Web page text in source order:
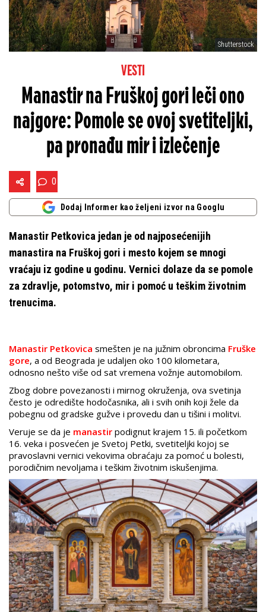
Shutterstock
VESTI
Manastir na Fruškoj gori leči ono
najgore: Pomole se ovoj svetiteljki,
pa pronađu mir i izlečenje
0
Dodaj Informer kao željeni izvor na Googlu
Manastir Petkovica jedan je od najposećenijih
manastira na Fruškoj gori i mesto kojem se mnogi
vraćaju iz godine u godinu. Vernici dolaze da se pomole
za zdravlje, potomstvo, mir i pomoć u teškim životnim
trenucima.
Manastir Petkovica smešten je na južnim obroncima Fruške
gore, a od Beograda je udaljen oko 100 kilometara,
odnosno nešto više od sat vremena vožnje automobilom.
Zbog dobre povezanosti i mirnog okruženja, ova svetinja
često je odredište hodočasnika, ali i svih onih koji žele da
pobegnu od gradske gužve i provedu dan u tišini i molitvi.
Veruje se da je manastir podignut krajem 15. ili početkom
16. veka i posvećen je Svetoj Petki, svetiteljki kojoj se
pravoslavni vernici vekovima obraćaju za pomoć u bolesti,
porodičnim nevoljama i teškim životnim iskušenjima.